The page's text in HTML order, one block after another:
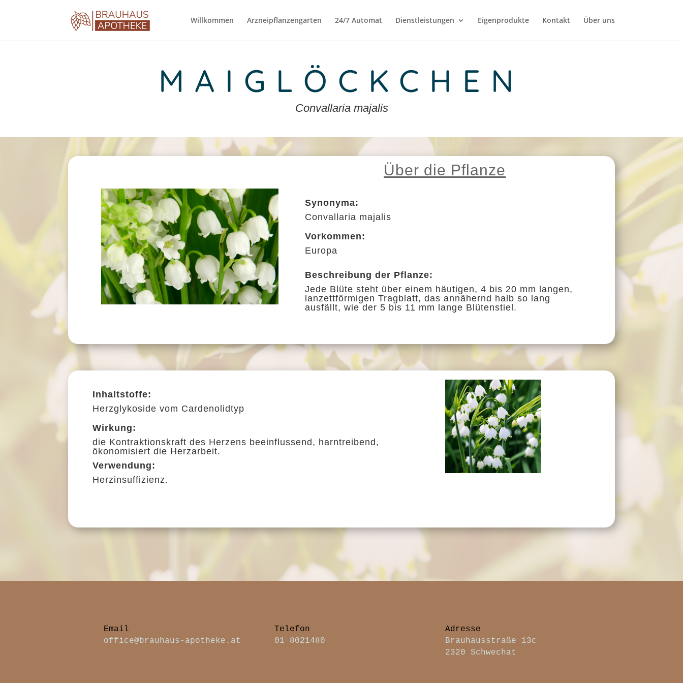
Willkommen Arzneipflanzengarten 24/7 Automat Dienstleistungen Eigenprodukte Kontakt Über uns
MAIGLÖCKCHEN
Convallaria majalis
Über die Pflanze
Synonyma:
Convallaria majalis
Vorkommen:
Europa
Beschreibung der Pflanze:
Jede Blüte steht über einem häutigen, 4 bis 20 mm langen,
lanzettförmigen Tragblatt, das annähernd halb so lang
ausfällt, wie der 5 bis 11 mm lange Blütenstiel.
Inhaltstoffe:
Herzglykoside vom Cardenolidtyp
Wirkung:
die Kontraktionskraft des Herzens beeinflussend, harntreibend,
ökonomisiert die Herzarbeit.
Verwendung:
Herzinsuffizienz.
office@brauhaus-apotheke.at
Telefon
01 8021480
Adresse
Brauhausstraße 13c
2320 Schwechat